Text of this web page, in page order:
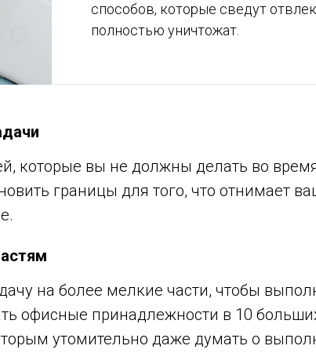
способов, которые сведут
полностью уничтожат.
которые вы не должны делать во
границы для того, что отнимает
на более мелкие части, чтобы
офисные принадлежности в 10
утомительно даже думать о